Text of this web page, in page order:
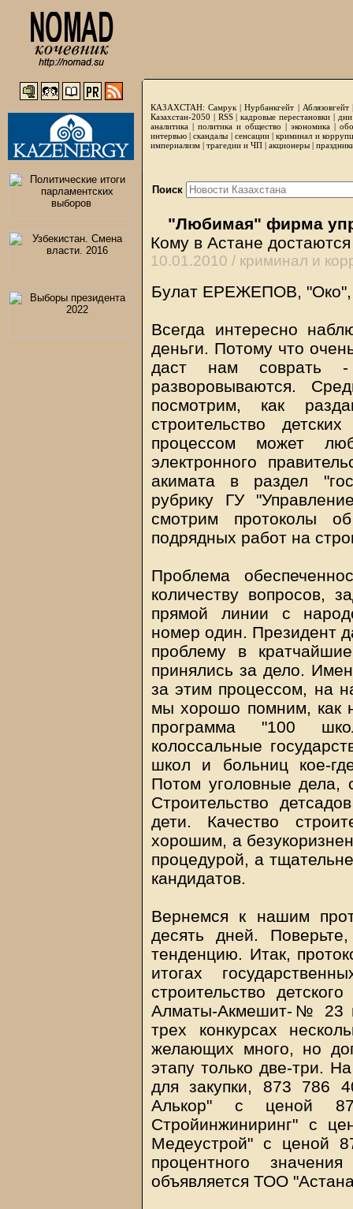
КАЗАХСТАН: Самрук |Нурбанкгейт | Аблязовгейт
Казахстан-2050 | RSS|кадровые перестановки|
аналитика | политика и общество | экономика |
интервью |скандалы | сенсации|криминал и
империализм | трагедии и ЧП | акционеры |
Поиск
"Любимая" фирма
Кому в Астане
10.01.2010 / криминал и
Булат ЕРЕЖЕПОВ, "Око",
Всегда интересно
деньги. Потому что
даст нам соврать
разворовываются.
посмотрим, как
строительство
процессом может
электронного
акимата в раздел
рубрику ГУ
смотрим протоколы об
подрядных работ на
Проблема
количеству вопросов,
прямой линии с
номер один. Президент
проблему в
принялись за дело.
за этим процессом, на
мы хорошо помним, как
программа "100
колоссальные
школ и больниц кое-
Потом уголовные дела,
Строительство
дети. Качество
хорошим, а
процедурой, а
кандидатов.
Вернемся к нашим
десять дней.
тенденцию. Итак,
итогах
строительство
Алматы-Акмешит-№ 23
трех конкурсах
желающих много, но
этапу только две-три.
для закупки, 873 786
Алькор" с ценой
Стройинжиниринг" с
Медеустрой" с ценой
процентного
объявляется ТОО